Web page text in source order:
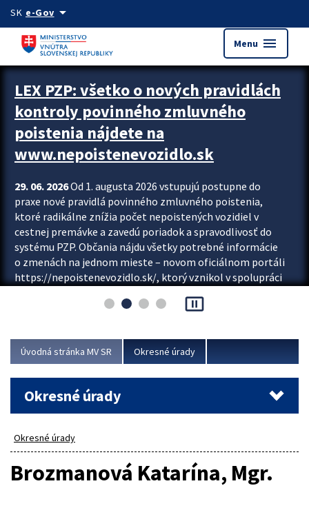
Preskocit na hlavný obsah
SK e-Govarrow_drop_down
Menu menu
Zastavit automatický posun upútavok
LEX PZP: všetko o nových pravidlách
kontroly povinného zmluvného
poistenia nájdete na
www.nepoistenevozidlo.sk
29. 06. 2026Od 1. augusta 2026 vstupujú postupne do
praxe nové pravidlá povinného zmluvného poistenia,
ktoré radikálne znížia počet nepoistených vozidiel v
cestnej premávke a zavedú poriadok a spravodlivosť do
systému PZP. Občania nájdu všetky potrebné informácie
o zmenách na jednom mieste – novom oficiálnom portáli
https://nepoistenevozidlo.sk/, ktorý vznikol v spolupráci
asociácie poisťovní (SLASPO) a Ministerstva vnútra SR.
Viac
pause_presentation
Úvodná stránka MV SR Okresné úrady
Okresné úrady
Okresné úrady
Brozmanová Katarína, Mgr.